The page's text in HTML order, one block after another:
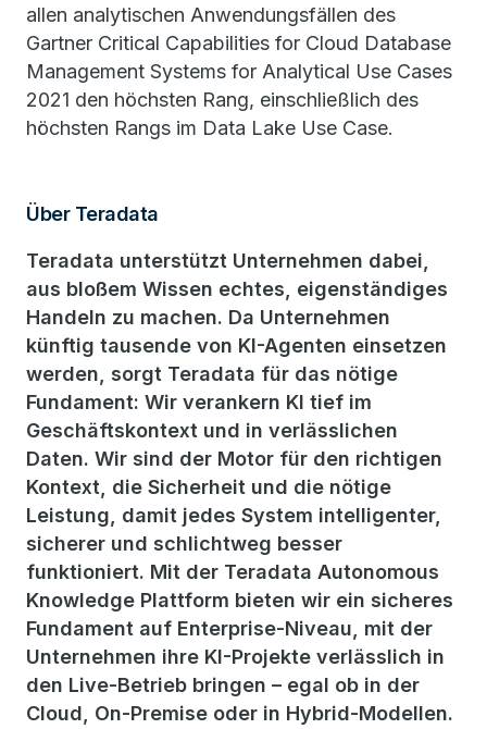
allen analytischen Anwendungsfällen des
Gartner Critical Capabilities for Cloud Database
Management Systems for Analytical Use Cases
2021 den höchsten Rang, einschließlich des
höchsten Rangs im Data Lake Use Case.
Über Teradata
Teradata unterstützt Unternehmen dabei,
aus bloßem Wissen echtes, eigenständiges
Handeln zu machen. Da Unternehmen
künftig tausende von KI-Agenten einsetzen
werden, sorgt Teradata für das nötige
Fundament: Wir verankern KI tief im
Geschäftskontext und in verlässlichen
Daten. Wir sind der Motor für den richtigen
Kontext, die Sicherheit und die nötige
Leistung, damit jedes System intelligenter,
sicherer und schlichtweg besser
funktioniert. Mit der Teradata Autonomous
Knowledge Plattform bieten wir ein sicheres
Fundament auf Enterprise-Niveau, mit der
Unternehmen ihre KI-Projekte verlässlich in
den Live-Betrieb bringen – egal ob in der
Cloud, On-Premise oder in Hybrid-Modellen.